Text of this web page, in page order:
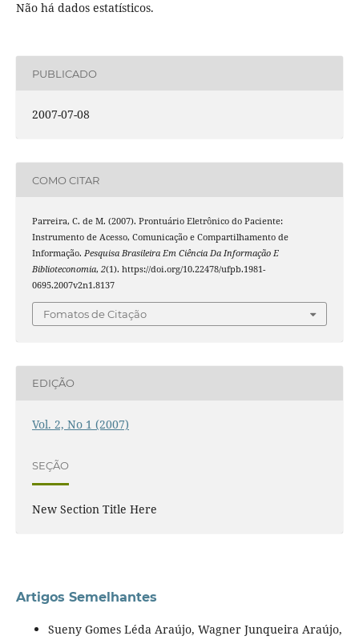
Não há dados estatísticos.
PUBLICADO
2007-07-08
COMO CITAR
Parreira, C. de M. (2007). Prontuário Eletrônico do Paciente:
Instrumento de Acesso, Comunicação e Compartilhamento de
Informação. Pesquisa Brasileira Em Ciência Da Informação E
Biblioteconomia, 2(1). https://doi.org/10.22478/ufpb.1981-
0695.2007v2n1.8137
Fomatos de Citação
EDIÇÃO
Vol. 2, No 1 (2007)
SEÇÃO
New Section Title Here
Artigos Semelhantes
Sueny Gomes Léda Araújo, Wagner Junqueira Araújo,